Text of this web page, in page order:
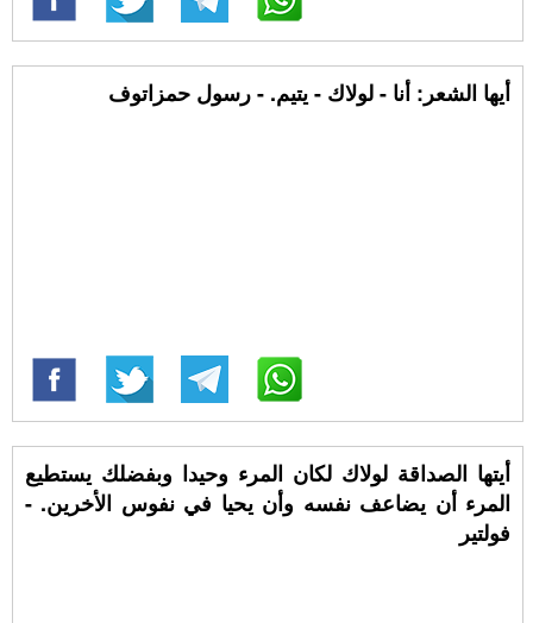
أيها الشعر: أنا - لولاك - يتيم. - رسول حمزاتوف
أيتها الصداقة لولاك لكان المرء وحيدا وبفضلك يستطيع
المرء أن يضاعف نفسه وأن يحيا في نفوس الأخرين. -
فولتير